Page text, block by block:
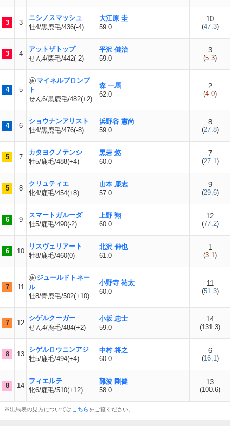
3 3
ニシノスマッシュ
牡4/黒鹿毛/436(-4)
大江原 圭
59.0
10
(47.3)
3 4
アットザトップ
せん4/栗毛/442(-2)
平沢 健治
59.0
3
(5.3)
4 5
マイネルプロンプ
ト
せん6/黒鹿毛/482(+2)
森 一馬
62.0
2
(4.0)
4 6
ショウナンアリスト
牡4/黒鹿毛/476(-8)
浜野谷 憲尚
59.0
8
(27.8)
5 7
カタヨクノテンシ
牡5/鹿毛/488(+4)
黒岩 悠
60.0
7
(27.1)
5 8
クリュティエ
牝4/鹿毛/454(+8)
山本 康志
57.0
9
(29.6)
6 9
スマートガルーダ
牡5/鹿毛/490(-2)
上野 翔
60.0
12
(77.2)
6 10
リスヴェリアート
牡8/鹿毛/460(0)
北沢 伸也
61.0
1
(3.1)
7 11
ジュールドトネー
ル
牡8/青鹿毛/502(+10)
小野寺 祐太
60.0
11
(51.3)
7 12
シゲルクーガー
せん4/鹿毛/484(+2)
小坂 忠士
59.0
14
(131.3)
8 13
シゲルロウニンアジ
牡5/鹿毛/494(+4)
中村 将之
60.0
6
(16.1)
8 14
フィエルテ
牝6/鹿毛/510(+12)
難波 剛健
58.0
13
(100.6)
※出馬表の見方については こちらをご覧ください。